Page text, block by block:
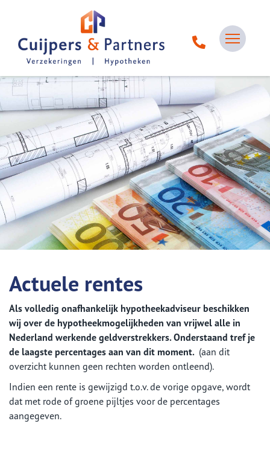
Actuele rentes
Als volledig onafhankelijk hypotheekadviseur beschikken
wij over de hypotheekmogelijkheden van vrijwel alle in
Nederland werkende geldverstrekkers. Onderstaand tref je
de laagste percentages aan van dit moment. (aan dit
overzicht kunnen geen rechten worden ontleend).
Indien een rente is gewijzigd t.o.v. de vorige opgave, wordt
dat met rode of groene pijltjes voor de percentages
aangegeven.